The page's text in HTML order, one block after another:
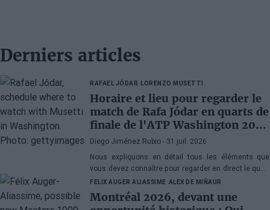
Derniers articles
RAFAEL JÓDAR LORENZO MUSETTI
Horaire et lieu pour regarder le
match de Rafa Jódar en quarts de
finale de l'ATP Washington 2026
contre Musetti
Diego Jiménez Rubio - 31 juil. 2026
Nous expliquons en détail tous les éléments que
vous devez connaître pour regarder en direct le quart
de finale de l'ATP 500 Washington 2026 entre Rafa
Jódar et Lorenzo Musetti.
FELIX AUGER ALIASSIME ALEX DE MIÑAUR
Montréal 2026, devant une